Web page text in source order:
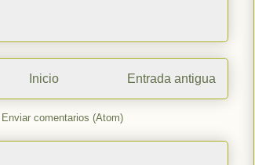
Entrada antigua
Inicio
Enviar comentarios (Atom)